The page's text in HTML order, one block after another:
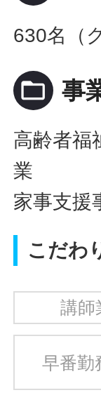
630名（
folder_open 事
高齢者福
業
家事支援
こだわ
講師
早番勤